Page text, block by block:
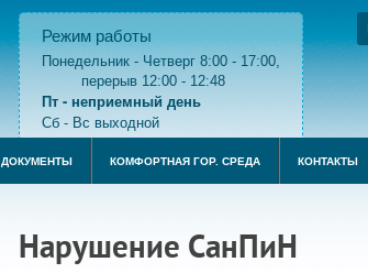
Режим работы
Понедельник - Четверг 8:00 - 17:00,
перерыв 12:00 - 12:48
Пт - неприемный день
Сб - Вс выходной
ДОКУМЕНТЫ КОМФОРТНАЯ ГОР. СРЕДА КОНТАКТЫ
Нарушение СанПиН